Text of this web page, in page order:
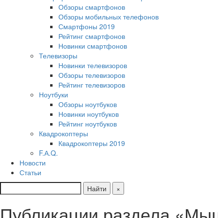
Обзоры смартфонов
Обзоры мобильных телефонов
Смартфоны 2019
Рейтинг смартфонов
Новинки смартфонов
Телевизоры
Новинки телевизоров
Обзоры телевизоров
Рейтинг телевизоров
Ноутбуки
Обзоры ноутбуков
Новинки ноутбуков
Рейтинг ноутбуков
Квадрокоптеры
Квадрокоптеры 2019
F.А.Q.
Новости
Статьи
Найти
×